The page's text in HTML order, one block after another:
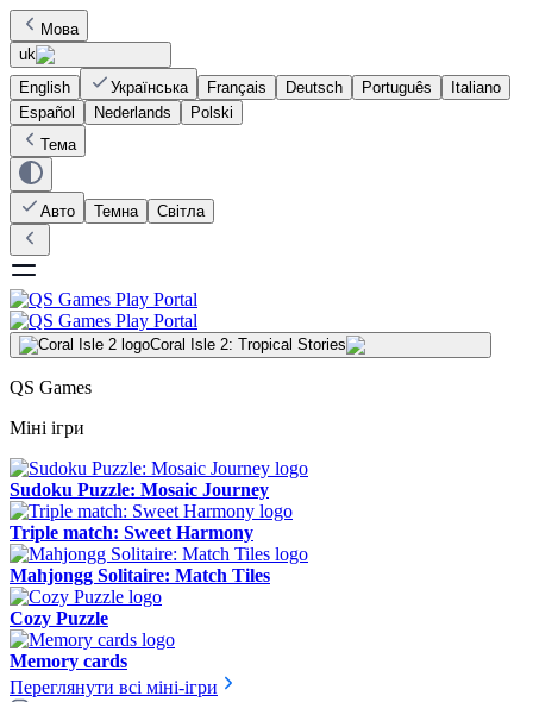
Мова
uk
English
Українська Français Deutsch Português
Italiano
Español
Nederlands
Polski
Тема
Авто Темна Світла
Coral Isle 2: Tropical Stories
QS Games
Міні ігри
Sudoku Puzzle: Mosaic Journey
Triple match: Sweet Harmony
Mahjongg Solitaire: Match Tiles
Cozy Puzzle
Memory cards
Переглянути всі міні-ігри